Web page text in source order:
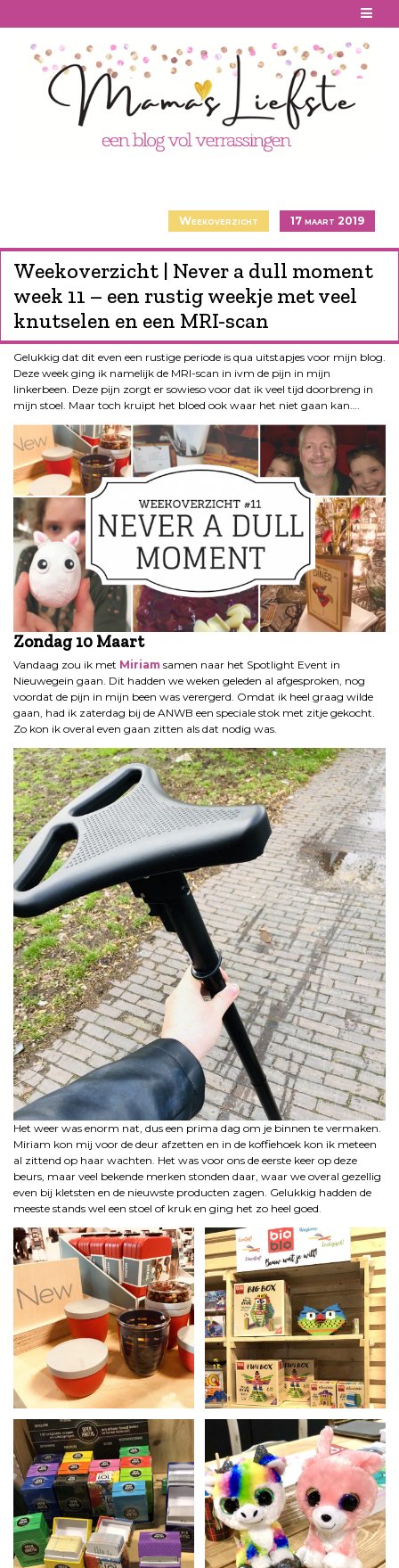
Weekoverzicht 17 maart 2019
Weekoverzicht | Never a dull moment
week 11 – een rustig weekje met veel
knutselen en een MRI-scan
Gelukkig dat dit even een rustige periode is qua uitstapjes voor mijn blog.
Deze week ging ik namelijk de MRI-scan in ivm de pijn in mijn
linkerbeen. Deze pijn zorgt er sowieso voor dat ik veel tijd doorbreng in
mijn stoel. Maar toch kruipt het bloed ook waar het niet gaan kan….
Zondag 10 Maart
Vandaag zou ik met Miriam samen naar het Spotlight Event in
Nieuwegein gaan. Dit hadden we weken geleden al afgesproken, nog
voordat de pijn in mijn been was verergerd. Omdat ik heel graag wilde
gaan, had ik zaterdag bij de ANWB een speciale stok met zitje gekocht.
Zo kon ik overal even gaan zitten als dat nodig was.
Het weer was enorm nat, dus een prima dag om je binnen te vermaken.
Miriam kon mij voor de deur afzetten en in de koffiehoek kon ik meteen
al zittend op haar wachten. Het was voor ons de eerste keer op deze
beurs, maar veel bekende merken stonden daar, waar we overal gezellig
even bij kletsten en de nieuwste producten zagen. Gelukkig hadden de
meeste stands wel een stoel of kruk en ging het zo heel goed.